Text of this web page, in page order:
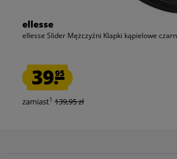
ellesse
ellesse Slider Mężczyźni Klapki kąpielowe
39.95
zamiast1 139,95 zł